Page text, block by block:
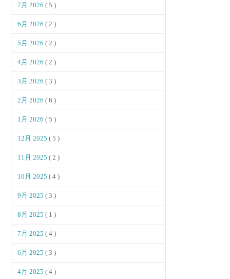
7月 2026( 5 )
6月 2026( 2 )
5月 2026( 2 )
4月 2026( 2 )
3月 2026( 3 )
2月 2026( 6 )
1月 2026( 5 )
12月 2025( 5 )
11月 2025( 2 )
10月 2025( 4 )
9月 2025( 3 )
8月 2025( 1 )
7月 2025( 4 )
6月 2025( 3 )
4月 2025( 4 )